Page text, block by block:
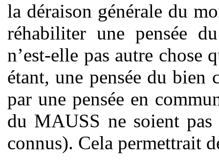
la déraison générale du
réhabiliter une pensée
n’est-elle pas autre chose
étant, une pensée du bien
par une pensée en
du MAUSS ne soient pas
connus). Cela permettrait